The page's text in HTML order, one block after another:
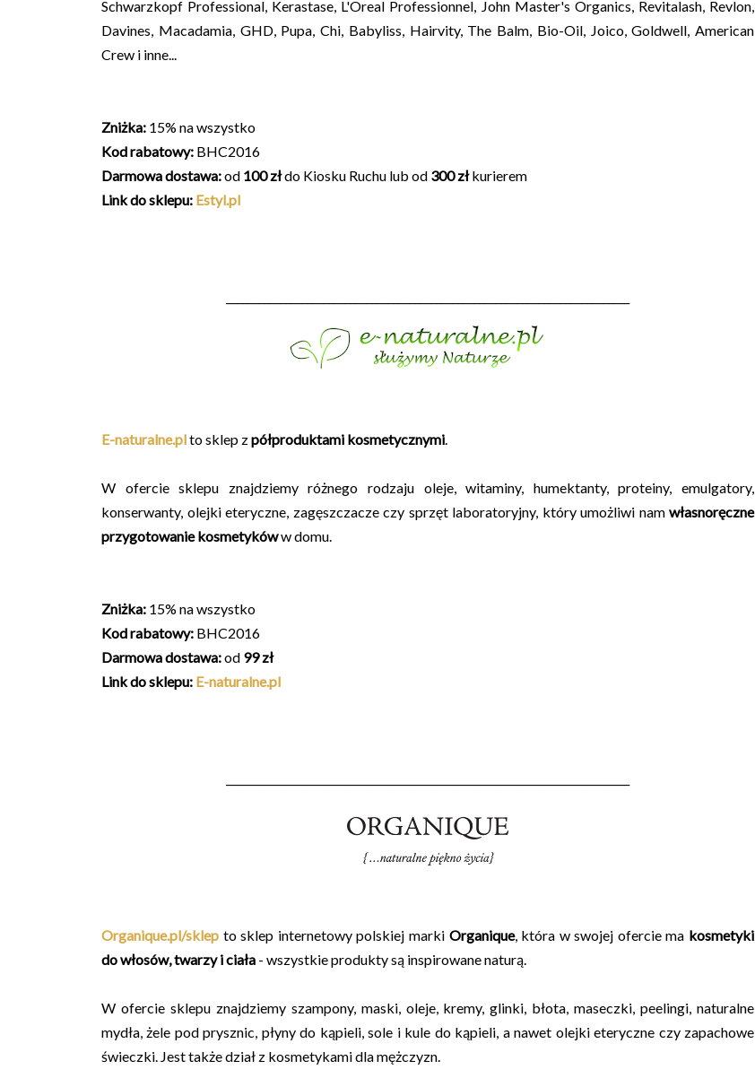
Schwarzkopf Professional, Kerastase, L'Oreal Professionnel, John Master's Organics, Revitalash, Revlon,
Davines, Macadamia, GHD, Pupa, Chi, Babyliss, Hairvity, The Balm, Bio-Oil, Joico, Goldwell, American
Crew i inne...
Zniżka: 15% na wszystko
Kod rabatowy: BHC2016
Darmowa dostawa:od 100 złdo Kiosku Ruchu lub od 300 złkurierem
Link do sklepu: Estyl.pl
E-naturalne.plto sklep zpółproduktami kosmetycznymi
W ofercie sklepu znajdziemy różnego rodzaju oleje, witaminy, humektanty, proteiny, emulgatory,
konserwanty, olejki eteryczne, zagęszczacze czy sprzęt laboratoryjny, który umożliwi nam własnoręczne
przygotowanie kosmetykóww domu.
Zniżka: 15% na wszystko
Kod rabatowy: BHC2016
Darmowa dostawa:od 99 zł
Link do sklepu: E-naturalne.pl
Organique.pl/sklep to sklep internetowy polskiej marki Organique, która w swojej ofercie ma kosmetyki
do włosów, twarzy i ciała - wszystkie produkty są inspirowane naturą.
W ofercie sklepu znajdziemy szampony, maski, oleje, kremy, glinki, błota, maseczki, peelingi, naturalne
mydła, żele pod prysznic, płyny do kąpieli, sole i kule do kąpieli, a nawet olejki eteryczne czy zapachowe
świeczki. Jest także dział z kosmetykami dla mężczyzn.